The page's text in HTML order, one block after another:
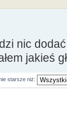
nic
jakieś
starsze niż: